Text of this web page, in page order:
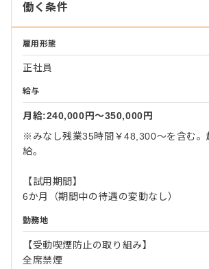
働く条件
雇用形態
正社員
給与
月給:240,000円〜350,000円
※みなし残業35時間￥48,300～を含む。
給。
【試用期間】
6か月（期間中の待遇の変動なし）
勤務地
【受動喫煙防止の取り組み】
全席禁煙